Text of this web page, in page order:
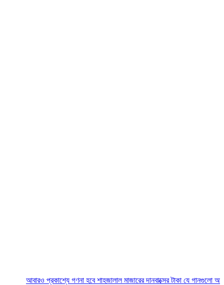
প্রকাশ্যে গণনা হবে শাহজালাল মাজারের দানবাক্সের টাকাযে গানগুলো আজও ফিরিয়ে